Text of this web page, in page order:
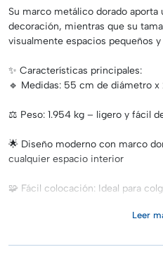
Su marco metálico dorado aporta
decoración, mientras que su
visualmente espacios pequeños
✨ Características principales:
🔹 Medidas: 55 cm de diámetro
⚖️ Peso: 1.954 kg – ligero y fácil
🌟 Diseño moderno con marco
cualquier espacio interior
🧩 Fácil colocación: Ideal para
🏡 Uso exclusivo en interiores
🏠 Ideal para:
Leer